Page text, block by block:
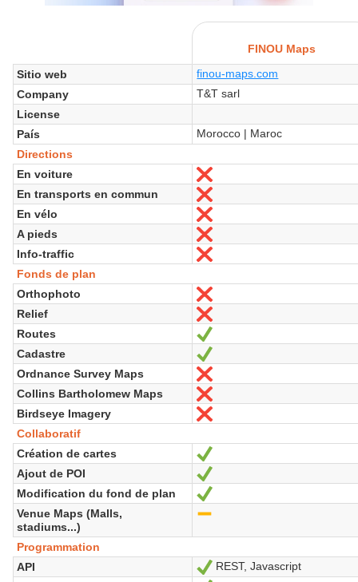
FINOU Maps
Sitio web
finou-maps.com
Company
T&T sarl
License
País
Morocco | Maroc
Directions
En voiture
No
En transports en commun
No
En vélo
No
A pieds
No
Info-traffic
No
Fonds de plan
Orthophoto
No
Relief
No
Routes
Sí
Cadastre
Ordnance Survey Maps
No
Collins Bartholomew Maps
No
Birdseye Imagery
No
Collaboratif
Création de cartes
Sí
Ajout de POI
Modification du fond de plan
Sí
Venue Maps (Malls,
stadiums...)
Programmation
API
Sí
REST, Javascript